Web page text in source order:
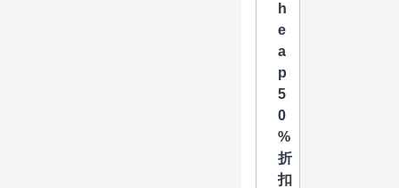
h
e
a
p
5
0
%
折
扣